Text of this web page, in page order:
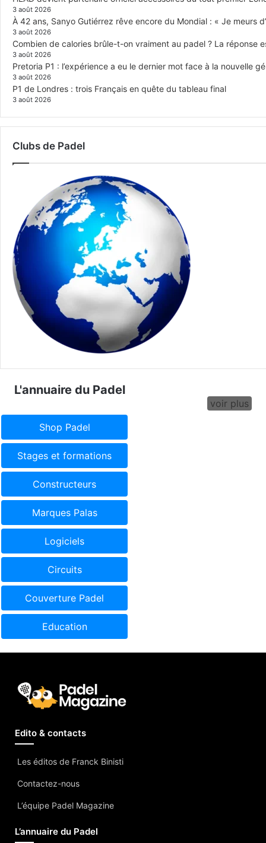
3 août 2026
À 42 ans, Sanyo Gutiérrez rêve encore du Mondial : « Je meurs
3 août 2026
Combien de calories brûle-t-on vraiment au padel ? La réponse
3 août 2026
Pretoria P1 : l’expérience a eu le dernier mot face à la nouvelle
3 août 2026
P1 de Londres : trois Français en quête du tableau final
3 août 2026
Clubs de Padel
L'annuaire du Padel
voir plus
Shop Padel
Stages et formations
Constructeurs
Marques Palas
Logiciels
Circuits
Couverture Padel
Education
Edito & contacts
Les éditos de Franck Binisti
Contactez-nous
L’équipe Padel Magazine
L’annuaire du Padel